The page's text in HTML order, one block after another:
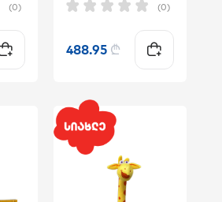
(0) (0)
488.95 ₾